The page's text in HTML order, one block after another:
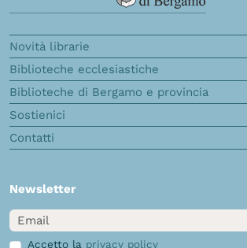
Novità librarie
Biblioteche ecclesiastiche
Biblioteche di Bergamo e provincia
Sostienici
Contatti
Newsletter
Email
Accetto la privacy policy